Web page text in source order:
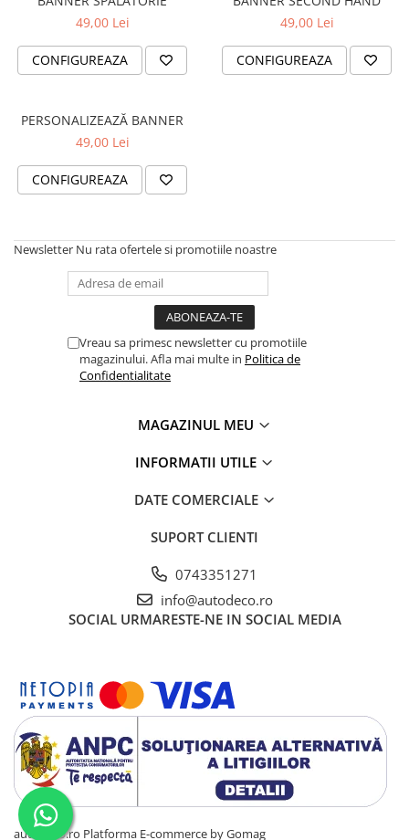
STICKERE UTILAJE AGRICOLE
VANATOARE - PESCUIT
49,00 Lei
CONFIGUREAZA
49,00 Lei
CONFIGUREAZA
PERSONALIZEAZĂ BANNER
49,00 Lei
CONFIGUREAZA
Newsletter Nu rata ofertele si promotiile noastre
Vreau sa primesc newsletter cu promotiile
magazinului. Afla mai multe in Politica de
Confidentialitate
MAGAZINUL MEU
INFORMATII UTILE
DATE COMERCIALE
SUPORT CLIENTI
0743351271
info@autodeco.ro
SOCIAL URMARESTE-NE IN SOCIAL MEDIA
autodeco.ro Platforma E-commerce by Gomag